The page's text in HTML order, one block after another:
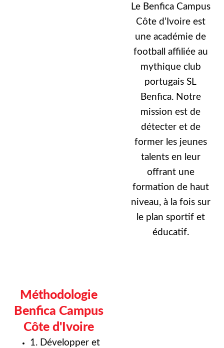
Le Benfica Campus
Côte d’Ivoire est
une académie de
football affiliée au
mythique club
portugais SL
Benfica. Notre
mission est de
détecter et de
former les jeunes
talents en leur
offrant une
formation de haut
niveau, à la fois sur
le plan sportif et
éducatif.
Méthodologie
Benfica Campus
Côte d'Ivoire
1. Développer et